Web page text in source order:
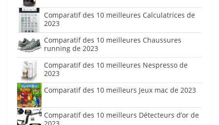
Comparatif des 10 meilleures Calculatrices de
2023
Comparatif des 10 meilleures Chaussures
running de 2023
Comparatif des 10 meilleures Nespresso de
2023
Comparatif des 10 meilleurs Jeux mac de 2023
Comparatif des 10 meilleurs Détecteurs d’or de